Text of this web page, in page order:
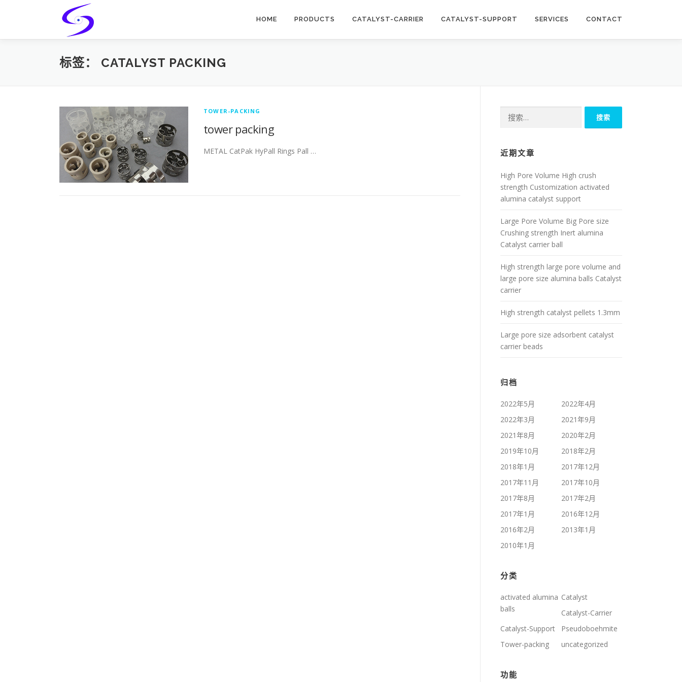
HOME PRODUCTS CATALYST-CARRIER CATALYST-SUPPORT SERVICES CONTACT
标签： CATALYST PACKING
TOWER-PACKING
tower packing
METAL CatPak HyPall Rings Pall …
索：
近期文章
High Pore Volume High crush
strength Customization activated
alumina catalyst support
Large Pore Volume Big Pore size
Crushing strength Inert alumina
Catalyst carrier ball
High strength large pore volume and
large pore size alumina balls Catalyst
carrier
High strength catalyst pellets 1.3mm
Large pore size adsorbent catalyst
carrier beads
归档
2022年5月
2022年4月
2022年3月
2021年9月
2021年8月
2020年2月
2019年10月
2018年2月
2018年1月
2017年12月
2017年11月
2017年10月
2017年8月
2017年2月
2017年1月
2016年12月
2016年2月
2013年1月
2010年1月
分类
activated alumina
balls
Catalyst
Catalyst-Carrier
Catalyst-Support
Pseudoboehmite
Tower-packing
uncategorized
功能